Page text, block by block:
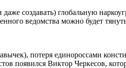
глобальную
ведомства можно будет
потеря единороссами
появился Виктор Черкесов,